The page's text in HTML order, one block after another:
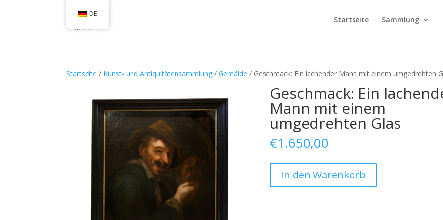
Startseite Sammlung
Startseite / Kunst- und Antiquitätensammlung /Gemälde / Geschmack: Ein lachender Mann mit einem umgedrehten
Geschmack: Ein
Mann mit einem
umgedrehten Glas
€1.650,00
In den Warenkorb
DE